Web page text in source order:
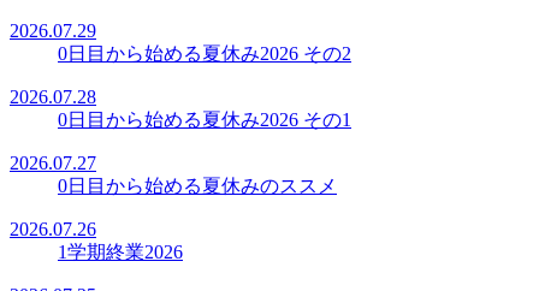
2026.07.29
0日目から始める夏休み2026 その2
2026.07.28
0日目から始める夏休み2026 その1
2026.07.27
0日目から始める夏休みのススメ
2026.07.26
1学期終業2026